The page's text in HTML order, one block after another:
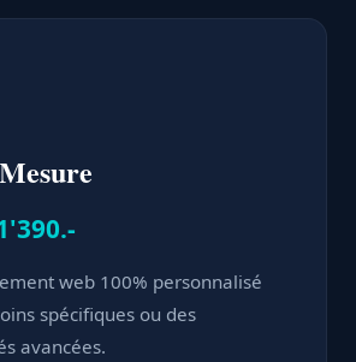
web 100% personnalisé
spécifiques ou des
avancées.